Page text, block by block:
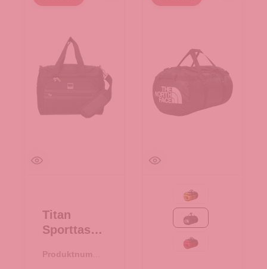
Titan
Sporttasch
Bag Black
Produktnumme
Summit Gold-TNF
TNF Black
TNF Red-TNF Black